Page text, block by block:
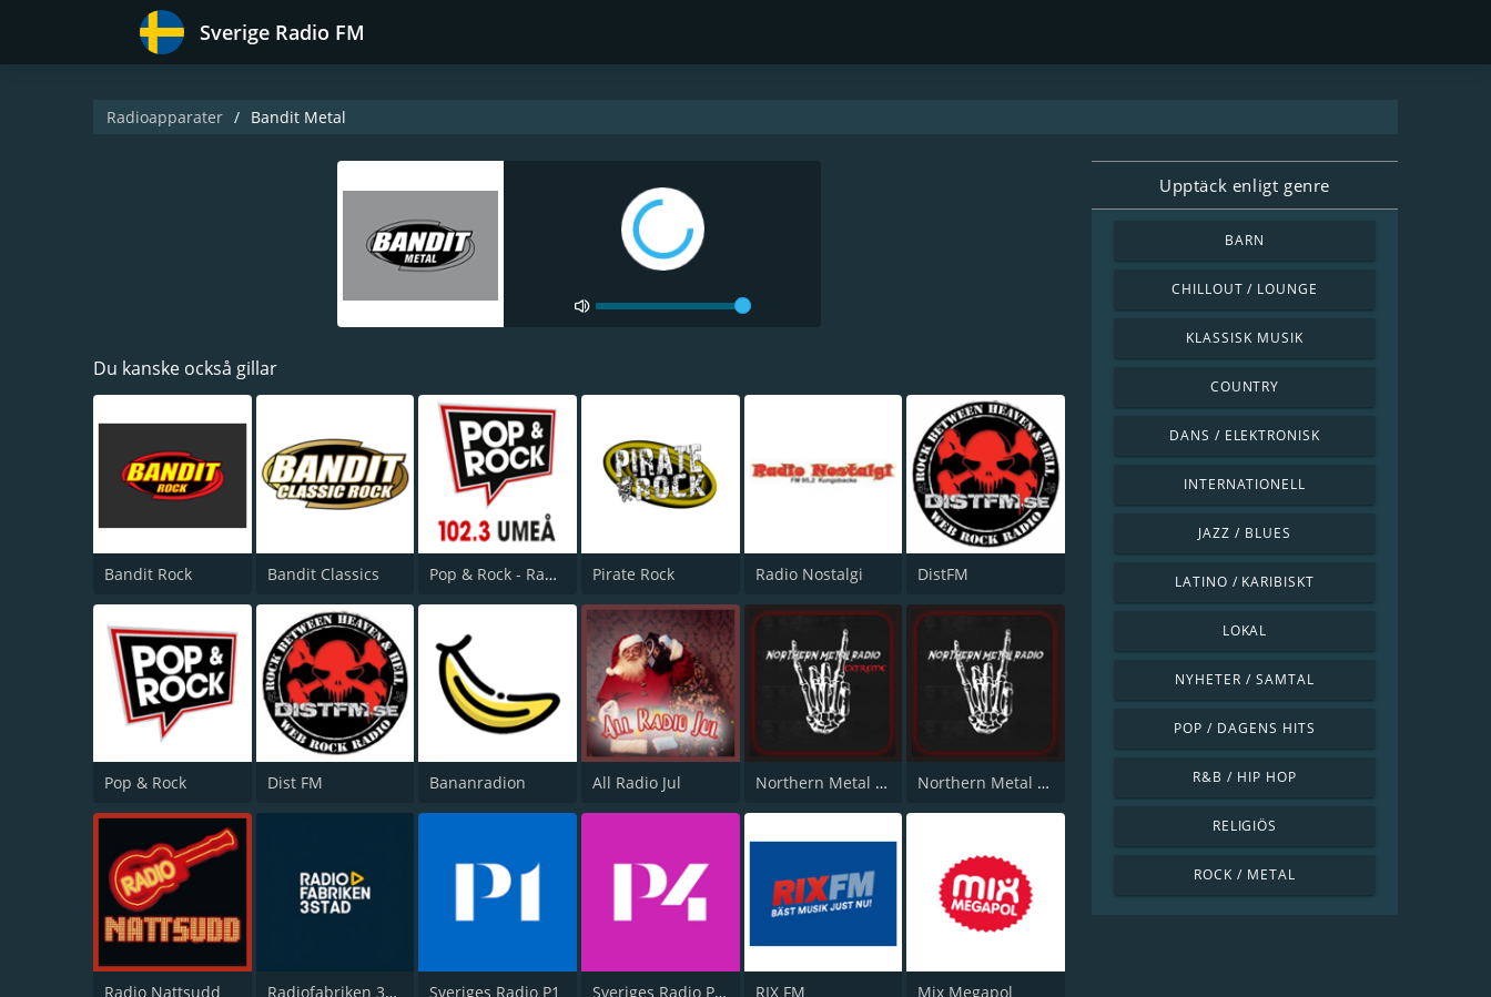
Sverige Radio FM
Radioapparater Bandit Metal
Du kanske också gillar
Bandit Rock Bandit Classics Pop & Rock - Radio Umeå Pirate Rock Radio Nostalgi DistFM
Pop & Rock Dist FM Bananradion All Radio Jul Northern Metal Radio Extreme Northern Metal Radio
Radio Nattsudd Radiofabriken 3stad Sveriges Radio P1 Sveriges Radio P4 Stockholm RIX FM Mix Megapol
Upptäck enligt genre
BARN
CHILLOUT / LOUNGE
KLASSISK MUSIK
COUNTRY
DANS / ELEKTRONISK
INTERNATIONELL
JAZZ / BLUES
LATINO / KARIBISKT
LOKAL
NYHETER / SAMTAL
POP / DAGENS HITS
R&B / HIP HOP
RELIGIÖS
ROCK / METAL